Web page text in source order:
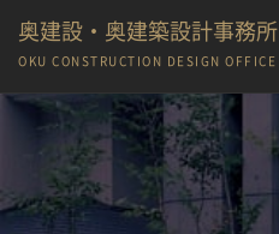
奥建設・奥建築設計事務所
OKU CONSTRUCTION DESIGN OFFICE